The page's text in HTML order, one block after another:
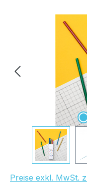
Bildergalerie
Preise exkl. MwSt.